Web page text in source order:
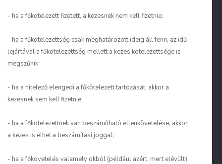
- ha a főkötelezett fizetett, a kezesnek nem kell fizetnie;
- ha a főkötelezettség csak meghatározott ideig áll fenn, az idő
lejártával a főkötelezettség mellett a kezes kötelezettsége is
megszűnik;
- ha a hitelező elengedi a főkötelezett tartozását, akkor a
kezesnek sem kell fizetnie;
- ha a főkötelezettnek van beszámítható ellenkövetelése, akkor
a kezes is élhet a beszámítási joggal;
- ha a főkövetelés valamely okból (például azért, mert elévült)